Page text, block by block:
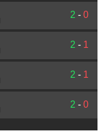
2 - 0
2 - 1
2 - 1
2 - 0